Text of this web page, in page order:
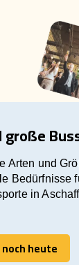
große
Arten und
Bedürfnisse
in
heute